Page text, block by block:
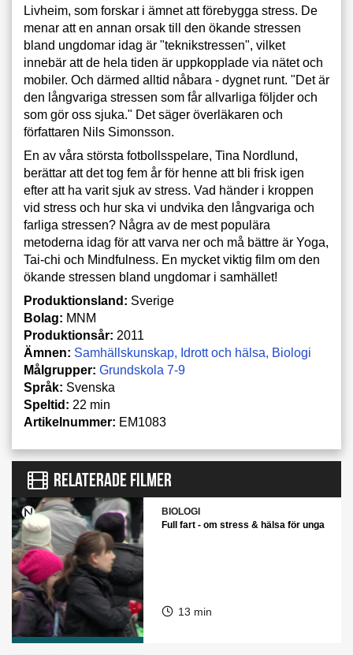
Livheim, som forskar i ämnet att förebygga stress. De
menar att en annan orsak till den ökande stressen
bland ungdomar idag är "teknikstressen", vilket
innebär att de hela tiden är uppkopplade via nätet och
mobiler. Och därmed alltid nåbara - dygnet runt. "Det är
den långvariga stressen som får allvarliga följder och
som gör oss sjuka." Det säger överläkaren och
författaren Nils Simonsson.
En av våra största fotbollsspelare, Tina Nordlund,
berättar att det tog fem år för henne att bli frisk igen
efter att ha varit sjuk av stress. Vad händer i kroppen
vid stress och hur ska vi undvika den långvariga och
farliga stressen? Några av de mest populära
metoderna idag för att varva ner och må bättre är Yoga,
Tai-chi och Mindfulness. En mycket viktig film om den
ökande stressen bland ungdomar i samhället!
Produktionsland: Sverige
Bolag: MNM
Produktionsår: 2011
Ämnen: Samhällskunskap Idrott och hälsa
Biologi
Målgrupper: Grundskola 7-9
Språk: Svenska
Speltid: 22 min
Artikelnummer: EM1083
RELATERADE FILMER
BIOLOGI
Full fart - om stress & hälsa för unga
13 min